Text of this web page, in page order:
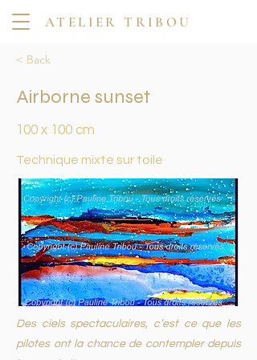
ATELIER TRIBOU
< Back
Airborne sunset
100 x 100 cm
Technique mixte sur toile
Des ciels spectaculaires, c’est ce que les
pilotes ont la chance de contempler depuis